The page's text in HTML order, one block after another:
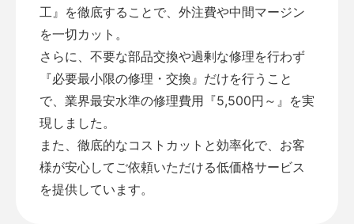
工』を徹底することで、外注費や中間マージン
を一切カット。
さらに、不要な部品交換や過剰な修理を行わず
『必要最小限の修理・交換』だけを行うこと
で、業界最安水準の修理費用『5,500円～』を実
現しました。
また、徹底的なコストカットと効率化で、お客
様が安心してご依頼いただける低価格サービス
を提供しています。